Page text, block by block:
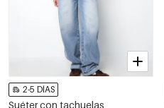
2-5 DÍAS
Suéter con tachuelas